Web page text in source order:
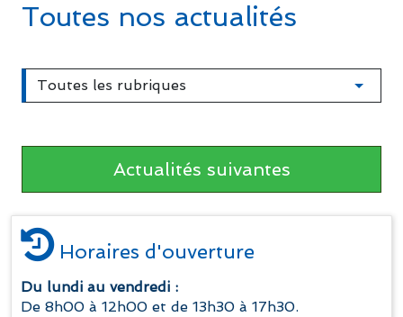
Toutes nos actualités
Actualités suivantes
Horaires d'ouverture
Du lundi au vendredi :
De 8h00 à 12h00 et de 13h30 à 17h30.